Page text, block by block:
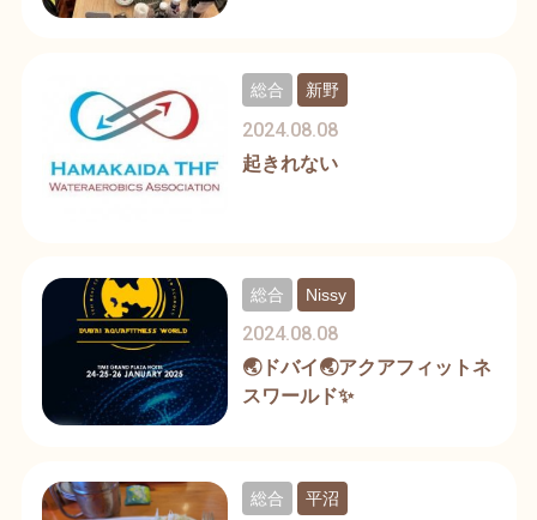
起きれない
2024.08.08
総合 新野
🌏ドバイ🌏アクアフィットネ
スワールド✨
2024.08.08
総合 Nissy
総合 平沼